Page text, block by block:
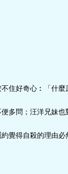
住好奇心︰「什麼
多問；汪洋兄妹也
覺得自殺的理由